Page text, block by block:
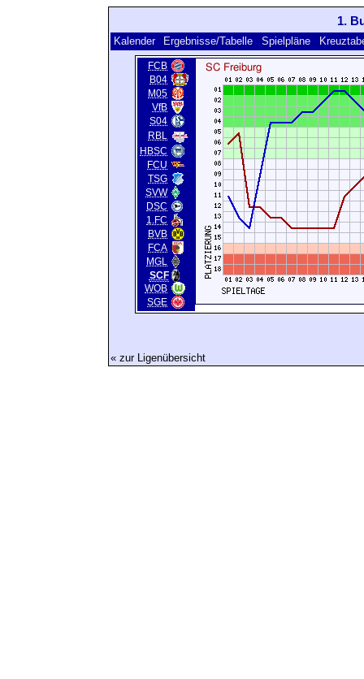
1.
Kalender Ergebnisse/Tabelle Spielpläne
FCB
B04
M05
VfB
S04
RBL
HBSC
FCU
TSG
SVW
DSC
1.FC
BVB
FCA
MGL
SCF
WOB
SGE
« zur Ligenübersicht